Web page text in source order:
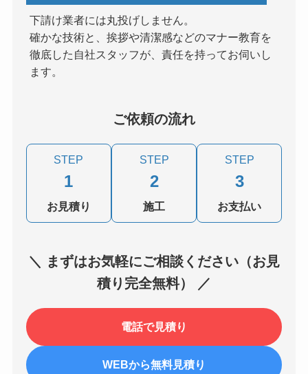
下請け業者には丸投げしません。
確かな技術と、挨拶や清潔感などのマナー教育を
徹底した自社スタッフが、責任を持ってお伺いし
ます。
ご依頼の流れ
STEP
1
お見積り
STEP
2
施工
STEP
3
お支払い
＼ まずはお気軽にご相談ください（お見
積り完全無料） ／
電話で見積り
WEBから無料見積り